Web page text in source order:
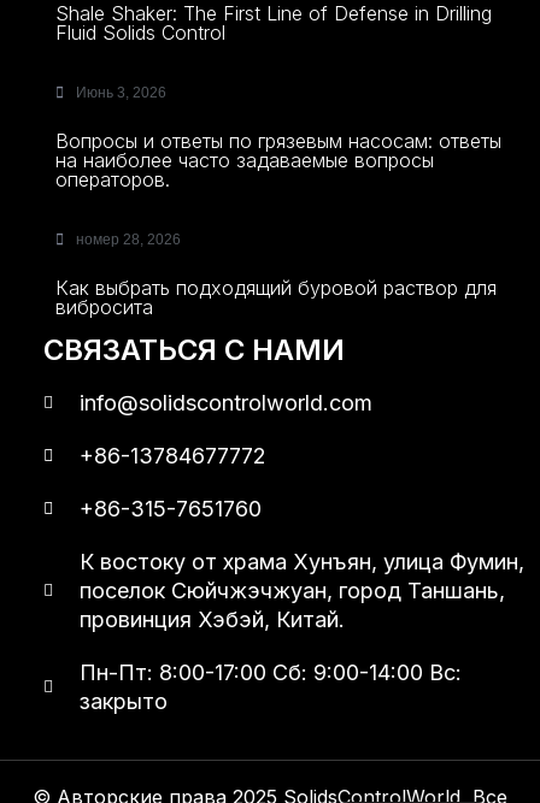
Shale Shaker: The First Line of Defense in Drilling
Fluid Solids Control
Июнь 3, 2026
Вопросы и ответы по грязевым насосам: ответы
на наиболее часто задаваемые вопросы
операторов.
номер 28, 2026
Как выбрать подходящий буровой раствор для
вибросита
СВЯЗАТЬСЯ С НАМИ
info@solidscontrolworld.com
+86-13784677772
+86-315-7651760
К востоку от храма Хунъян, улица Фумин,
поселок Сюйчжэчжуан, город Таншань,
провинция Хэбэй, Китай.
Пн-Пт: 8:00-17:00 Сб: 9:00-14:00 Вс:
закрыто
© Авторские права 2025 SolidsControlWorld, Все